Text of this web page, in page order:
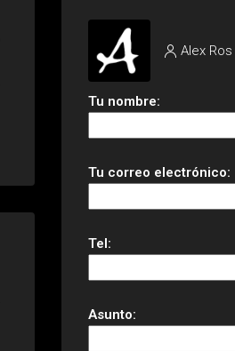
Alex Ros
Tu nombre:
Tu correo electrónico:
Tel:
Asunto: